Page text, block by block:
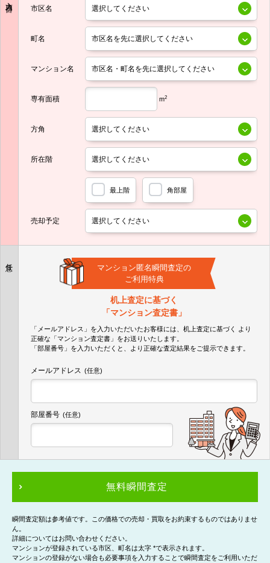
市区名
町名
マンション名
専有面積 m2
方角
所在階
最上階 角部屋
売却予定
マンション匿名瞬間査定の
ご利用特典
机上査定に基づく
「マンション査定書」
「メールアドレス」を入力いただいたお客様には、机上査定に基づく
より
正確な 「マンション査定書」 をお送りいたします。
「部屋番号」を入力いただくと、より正確な査定結果をご提示できます。
メールアドレス (任意)
部屋番号 (任意)
無料瞬間査定
瞬間査定額は参考値です。この価格での売却・買取をお約束するものではありませ
ん。
詳細についてはお問い合わせください。
マンションが登録されている市区、町名は太字 *で表示されます。
マンションの登録がない場合も必要事項を入力することで瞬間査定をご利用いただ